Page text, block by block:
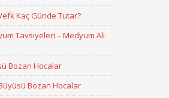
Kaç Günde Tutar?
Tavsiyeleri – Medyum Ali
Bozan Hocalar
Bozan Hocalar